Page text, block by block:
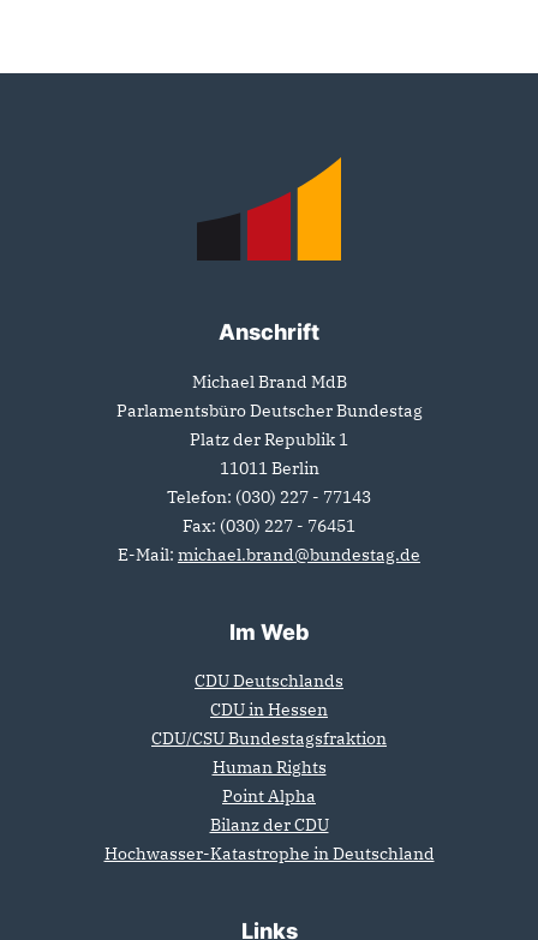
Anschrift
Michael Brand MdB
Parlamentsbüro Deutscher Bundestag
Platz der Republik 1
11011 Berlin
Telefon: (030) 227 - 77143
Fax: (030) 227 - 76451
E-Mail: michael.brand@bundestag.de
Im Web
CDU Deutschlands
CDU in Hessen
CDU/CSU Bundestagsfraktion
Human Rights
Point Alpha
Bilanz der CDU
Hochwasser-Katastrophe in Deutschland
Links